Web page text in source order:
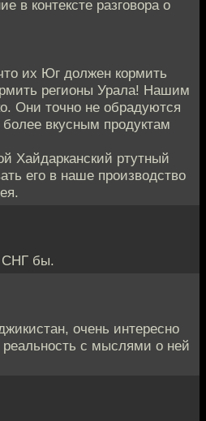
в контексте разговора о
их Юг должен кормить
регионы Урала! Нашим
Они точно не обрадуются
вкусным продуктам
Хайдарканский ртутный
его в наше производство
СНГ бы.
очень интересно
с мыслями о ней